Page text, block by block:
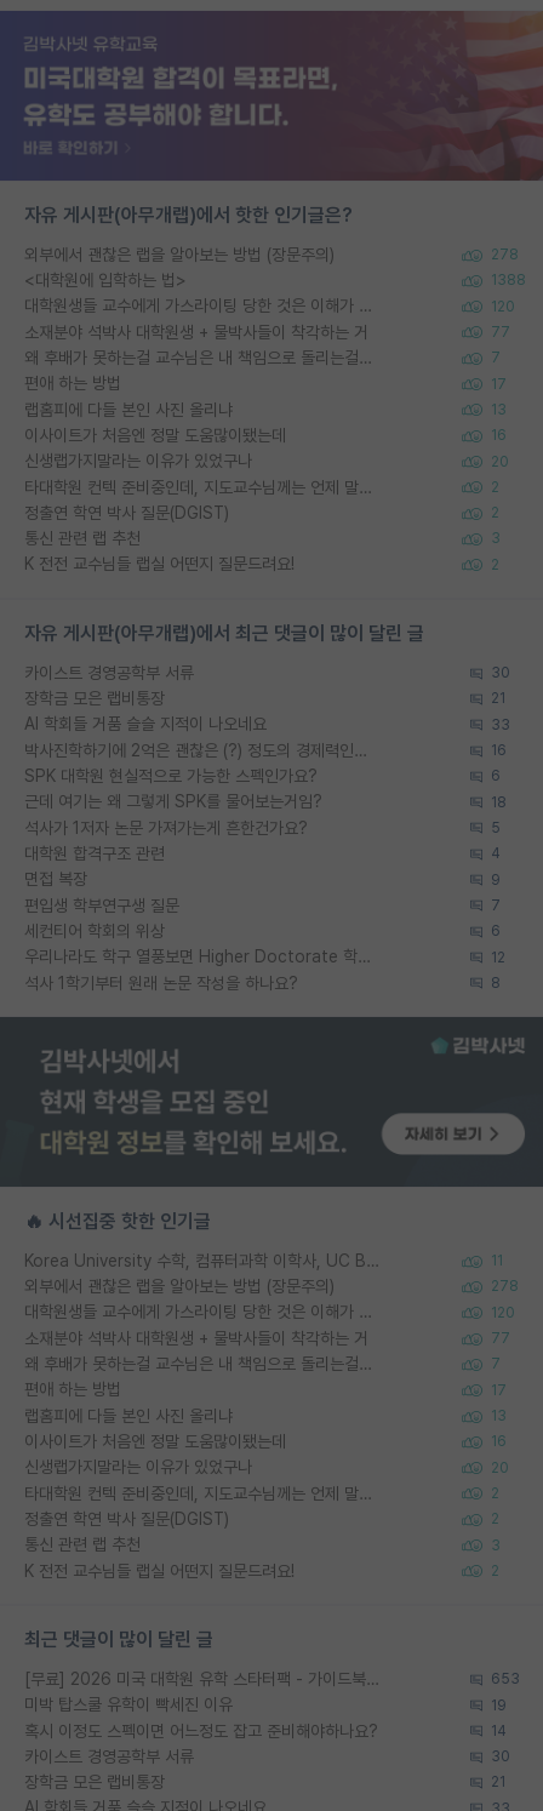
자유 게시판(아무개랩)에서 핫한 인기글은?
외부에서 괜찮은 랩을 알아보는 방법 (장문주의) 278
<대학원에 입학하는 법> 1388
대학원생들 교수에게 가스라이팅 당한 것은 이해가 갑니다. 안타깝네요. 120
소재분야 석박사 대학원생 + 물박사들이 착각하는 거 77
왜 후배가 못하는걸 교수님은 내 책임으로 돌리는걸까요? 7
편애 하는 방법 17
랩홈피에 다들 본인 사진 올리냐 13
이사이트가 처음엔 정말 도움많이됐는데 16
신생랩가지말라는 이유가 있었구나 20
타대학원 컨텍 준비중인데, 지도교수님께는 언제 말씀드려야 할까요? 2
정출연 학연 박사 질문(DGIST) 2
통신 관련 랩 추천 3
K 전전 교수님들 랩실 어떤지 질문드려요! 2
자유 게시판(아무개랩)에서 최근 댓글이 많이 달린 글
카이스트 경영공학부 서류 30
장학금 모은 랩비통장 21
AI 학회들 거품 슬슬 지적이 나오네요 33
박사진학하기에 2억은 괜찮은 (?) 정도의 경제력인가요 16
SPK 대학원 현실적으로 가능한 스펙인가요? 6
근데 여기는 왜 그렇게 SPK를 물어보는거임? 18
석사가 1저자 논문 가져가는게 흔한건가요? 5
대학원 합격구조 관련 4
면접 복장 9
편입생 학부연구생 질문 7
세컨티어 학회의 위상 6
우리나라도 학구 열풍보면 Higher Doctorate 학위가 필요하다고 봅니다. 12
석사 1학기부터 원래 논문 작성을 하나요? 8
🔥 시선집중 핫한 인기글
Korea University 수학, 컴퓨터과학 이학사, UC Berkeley 산업공학 대학원 공학박사가 되는 것은 쉽지 않겠죠? 11
외부에서 괜찮은 랩을 알아보는 방법 (장문주의) 278
대학원생들 교수에게 가스라이팅 당한 것은 이해가 갑니다. 안타깝네요. 120
소재분야 석박사 대학원생 + 물박사들이 착각하는 거 77
왜 후배가 못하는걸 교수님은 내 책임으로 돌리는걸까요? 7
편애 하는 방법 17
랩홈피에 다들 본인 사진 올리냐 13
이사이트가 처음엔 정말 도움많이됐는데 16
신생랩가지말라는 이유가 있었구나 20
타대학원 컨텍 준비중인데, 지도교수님께는 언제 말씀드려야 할까요? 2
정출연 학연 박사 질문(DGIST) 2
통신 관련 랩 추천 3
K 전전 교수님들 랩실 어떤지 질문드려요! 2
최근 댓글이 많이 달린 글
[무료] 2026 미국 대학원 유학 스타터팩 - 가이드북 & 합격자 컨택메일 템플릿 653
미박 탑스쿨 유학이 빡세진 이유 19
혹시 이정도 스펙이면 어느정도 잡고 준비해야하나요? 14
카이스트 경영공학부 서류 30
장학금 모은 랩비통장 21